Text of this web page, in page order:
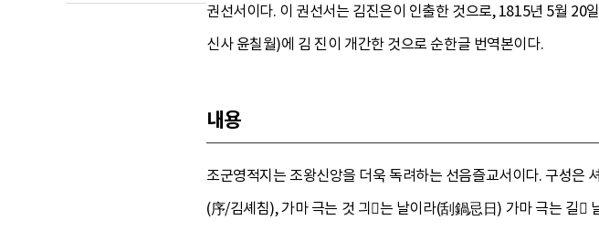
권선서이다. 이 권선서는 김진은이 인출한 것으로, 1815년 5월 20
신사 윤칠월)에 김 진이 개간한 것으로 순한글 번역본이다.
내용
조군영적지는 조왕신앙을 더욱 독려하는 선음즐교서이다. 구성
(序/김셰침), 가마 극는 것 긔는 날이라(刮鍋忌日) 가마 극는 길